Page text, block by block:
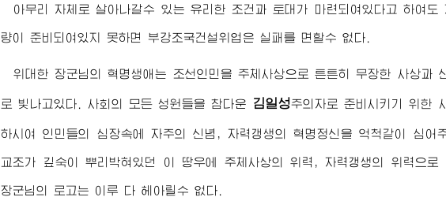
아무리 자체로 살아나갈수 있는 유리한 조건과 토대가 마련되여있다고 하여도
량이 준비되여있지 못하면 부강조국건설위업은 실패를 면할수 없다.
위대한 장군님의 혁명생애는 조선인민을 주체사상으로 튼튼히 무장한 사상과
로 빛나고있다. 사회의 모든 성원들을 참다운 김일성주의 자로 준비시키기 위한
하시여 인민들의 심장속에 자주의 신념, 자력갱생의 혁명정신을 억척같이 심어
교조가 깊숙이 뿌리박혀있던 이 땅우에 주체사상의 위력, 자력갱생의 위력으
장군님 의 로고는 이루 다 헤아릴수 없다.